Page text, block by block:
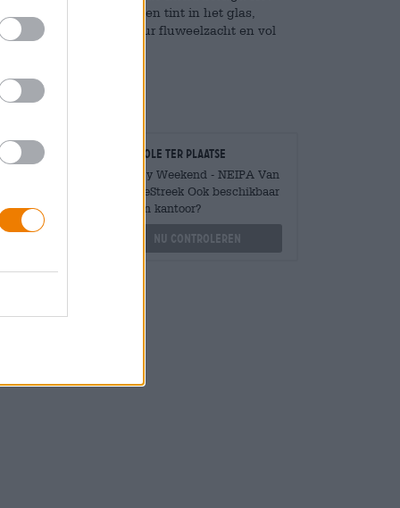
zacht troebele, gouden tint in het glas,
granen is de textuur fluweelzacht en vol
Controle ter plaatse
Is Hazy Weekend - NEIPA Van
VandeStreek Ook beschikbaar
in mijn kantoor?
Nu controleren